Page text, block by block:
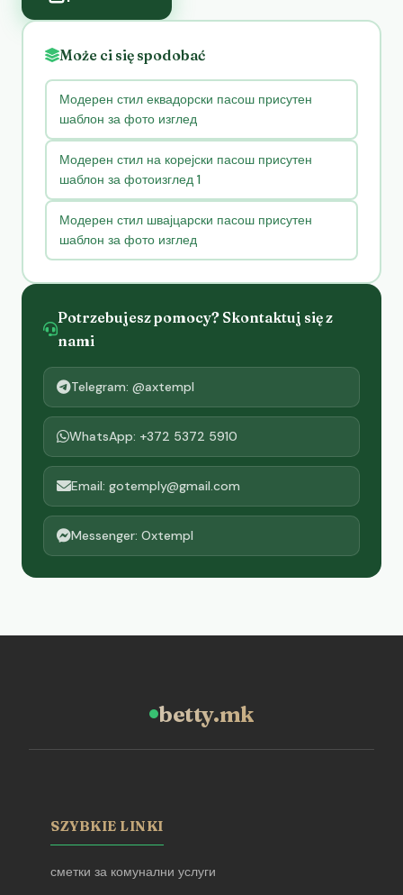
Może ci się spodobać
Модерен стил еквадорски пасош присутен
шаблон за фото изглед
Модерен стил на корејски пасош присутен
шаблон за фотоизглед 1
Модерен стил швајцарски пасош присутен
шаблон за фото изглед
Potrzebujesz pomocy? Skontaktuj się z
nami
Telegram: @axtempl
WhatsApp: +372 5372 5910
Email: gotemply@gmail.com
Messenger: Oxtempl
betty.mk
SZYBKIE LINKI
сметки за комунални услуги